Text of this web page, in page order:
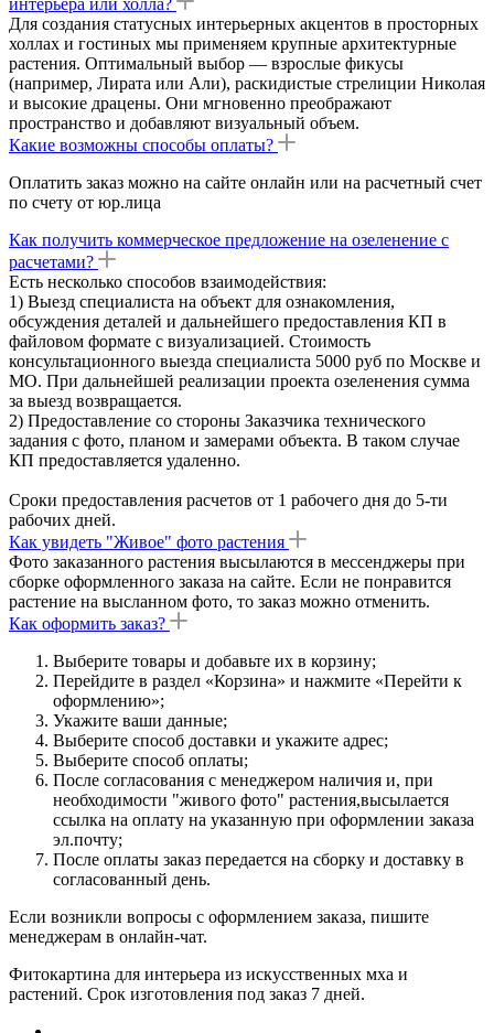
Для создания статусных интерьерных акцентов в просторных
холлах и гостиных мы применяем крупные архитектурные
растения. Оптимальный выбор — взрослые фикусы
(например, Лирата или Али), раскидистые стрелиции Николая
и высокие драцены. Они мгновенно преображают
пространство и добавляют визуальный объем.
Какие возможны способы оплаты?
Оплатить заказ можно на сайте онлайн или на расчетный счет
по счету от юр.лица
Как получить коммерческое предложение на озеленение с
расчетами?
Есть несколько способов взаимодействия:
1) Выезд специалиста на объект для ознакомления,
обсуждения деталей и дальнейшего предоставления КП в
файловом формате с визуализацией. Стоимость
консультационного выезда специалиста 5000 руб по Москве и
МО. При дальнейшей реализации проекта озеленения сумма
за выезд возвращается.
2) Предоставление со стороны Заказчика технического
задания с фото, планом и замерами объекта. В таком случае
КП предоставляется удаленно.
Сроки предоставления расчетов от 1 рабочего дня до 5-ти
рабочих дней.
Как увидеть "Живое" фото растения
Фото заказанного растения высылаются в мессенджеры при
сборке оформленного заказа на сайте. Если не понравится
растение на высланном фото, то заказ можно отменить.
Как оформить заказ?
Выберите товары и добавьте их в корзину;
Перейдите в раздел «Корзина» и нажмите «Перейти к
оформлению»;
Укажите ваши данные;
Выберите способ доставки и укажите адрес;
Выберите способ оплаты;
После согласования с менеджером наличия и, при
необходимости "живого фото" растения,высылается
ссылка на оплату на указанную при оформлении заказа
эл.почту;
После оплаты заказ передается на сборку и доставку в
согласованный день.
Если возникли вопросы с оформлением заказа, пишите
менеджерам в онлайн-чат.
Фитокартина для интерьера из искусственных мха и
растений. Срок изготовления под заказ 7 дней.